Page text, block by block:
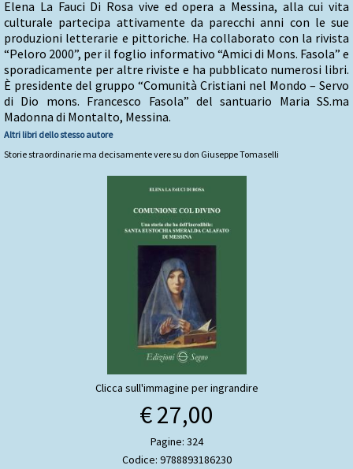
Elena La Fauci Di Rosa vive ed opera a Messina, alla cui vita
culturale partecipa attivamente da parecchi anni con le sue
produzioni letterarie e pittoriche. Ha collaborato con la rivista
“Peloro 2000”, per il foglio informativo “Amici di Mons. Fasola” e
sporadicamente per altre riviste e ha pubblicato numerosi libri.
È presidente del gruppo “Comunità Cristiani nel Mondo – Servo
di Dio mons. Francesco Fasola” del santuario Maria SS.ma
Madonna di Montalto, Messina.
Altri libri dello stesso autore
Storie straordinarie ma decisamente vere su don Giuseppe Tomaselli
Clicca sull'immagine per ingrandire
€ 27,00
Pagine: 324
Codice: 9788893186230